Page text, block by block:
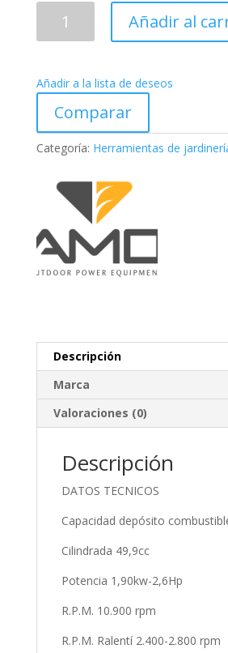
MARUYAMA
Añadir al
Añadir a la lista de deseos
Comparar
Categoría: Herramientas de
Descripción
Marca
Valoraciones (0)
Descripción
DATOS TECNICOS
Capacidad depósito
Cilindrada 49,9cc
Potencia 1,90kw-2,6Hp
R.P.M. 10.900 rpm
R.P.M. Ralentí 2.400-2.800 rpm